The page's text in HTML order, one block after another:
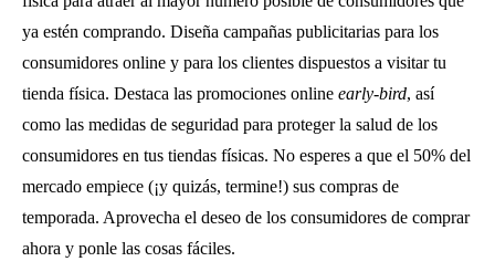
ya estén comprando. Diseña campañas publicitarias para los
consumidores online y para los clientes dispuestos a visitar tu
tienda física. Destaca las promociones online early-bird, así
como las medidas de seguridad para proteger la salud de los
consumidores en tus tiendas físicas. No esperes a que el 50% del
mercado empiece (¡y quizás, termine!) sus compras de
temporada. Aprovecha el deseo de los consumidores de comprar
ahora y ponle las cosas fáciles.